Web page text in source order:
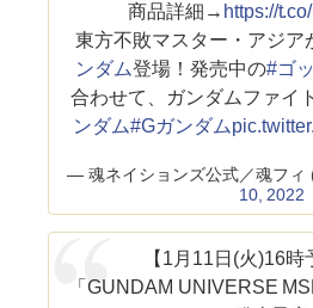
商品詳細→ https://
東方不敗マスター・アジア
ンダム登場！発売中の#ゴ
合わせて、ガンダムファイ
ンダム#Gガンダム
— 魂ネイションズ公式／魂フィ
10, 2022
【1月11日(火)16時
「GUNDAM UNIVERSE